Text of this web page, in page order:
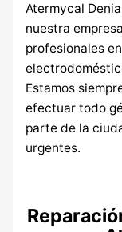
Atermycal
nuestra
profesionales
Estamos
efectuar todo
parte de la
urgentes.